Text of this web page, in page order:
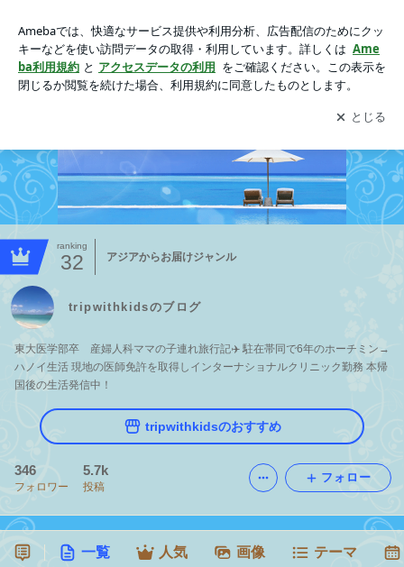
アプリをダウンロードして ブログの更新通知
を受け取りまし
ょう。
開く
ranking
32 アジアからお届けジャンル
tripwithkidsのブログ
東大医学部卒 産婦人科ママの子連れ旅行記✈️ 駐在帯同で6年のホーチミン→
ハノイ生活 現地の医師免許を取得しインターナショナルクリニック勤務 本帰
国後の生活発信中！
tripwithkidsのおすすめ
346
フォロワー
5.7k
投稿
フォロー
一覧 人気 画像 テーマ